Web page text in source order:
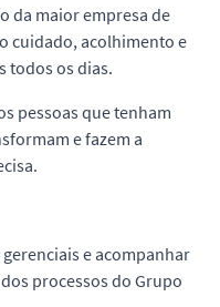
da maior empresa de
cuidado, acolhimento e
todos os dias.
pessoas que tenham
e fazem a
e acompanhar
processos do Grupo